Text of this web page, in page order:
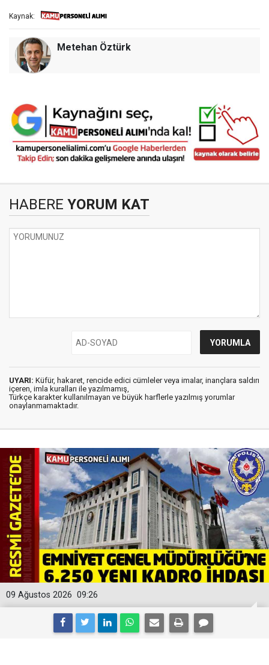
Kaynak:
Metehan Öztürk
HABERE YORUM KAT
UYARI: Küfür, hakaret, rencide edici cümleler veya imalar, inançlara saldırı
içeren, imla kuralları ile yazılmamış,
Türkçe karakter kullanılmayan ve büyük harflerle yazılmış yorumlar
onaylanmamaktadır.
09:26
09 Ağustos 2026